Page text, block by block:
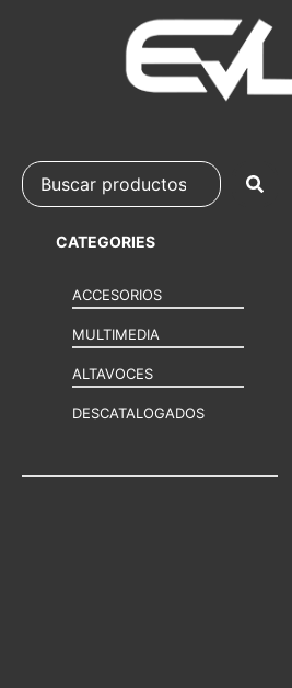
CATEGORIES
ACCESORIOS
MULTIMEDIA
ALTAVOCES
DESCATALOGADOS